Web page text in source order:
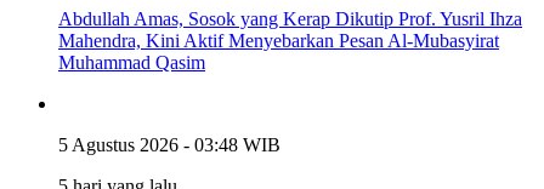
Abdullah Amas, Sosok yang Kerap Dikutip Prof. Yusril Ihza
Mahendra, Kini Aktif Menyebarkan Pesan Al-Mubasyirat
Muhammad Qasim
5 Agustus 2026 - 03:48 WIB